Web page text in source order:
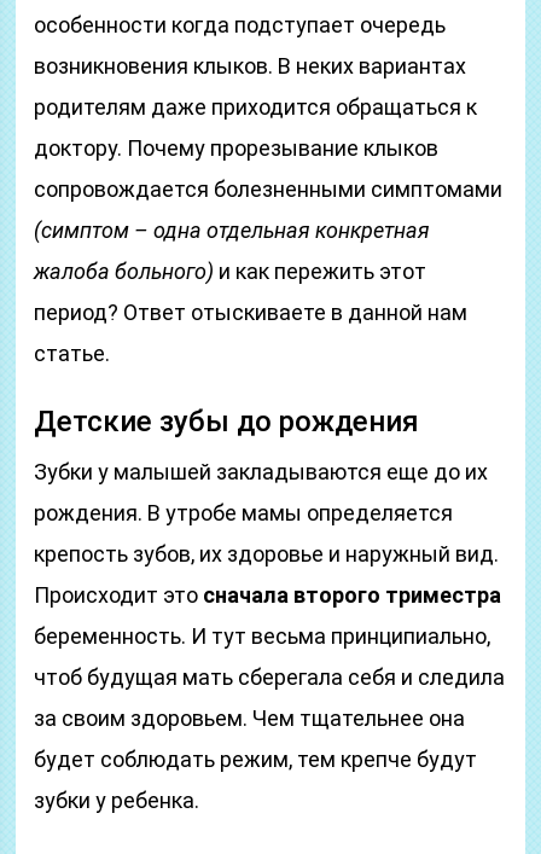
особенности когда подступает очередь
возникновения клыков. В неких вариантах
родителям даже приходится обращаться к
доктору. Почему прорезывание клыков
сопровождается болезненными симптомами
(симптом – одна отдельная конкретная
жалоба больного) и как пережить этот
период? Ответ отыскиваете в данной нам
статье.
Детские зубы до рождения
Зубки у малышей закладываются еще до их
рождения. В утробе мамы определяется
крепость зубов, их здоровье и наружный вид.
Происходит это сначала второго триместра
беременность. И тут весьма принципиально,
чтоб будущая мать сберегала себя и следила
за своим здоровьем. Чем тщательнее она
будет соблюдать режим, тем крепче будут
зубки у ребенка.